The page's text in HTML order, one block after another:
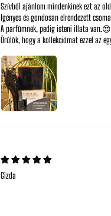
Szívből ajánlom mindenkinek ezt az
Igényes és gondosan elrendezett
A parfümnek, pedig isteni illata
Örülök, hogy a kollekciómat ezzel az
Gizda